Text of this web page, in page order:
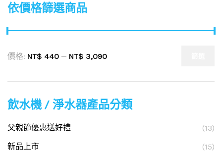
依價格篩選商品
價格: NT$ 440 — NT$ 3,090
飲水機 / 淨水器產品分類
父親節優惠送好禮
(13)
新品上市
(15)